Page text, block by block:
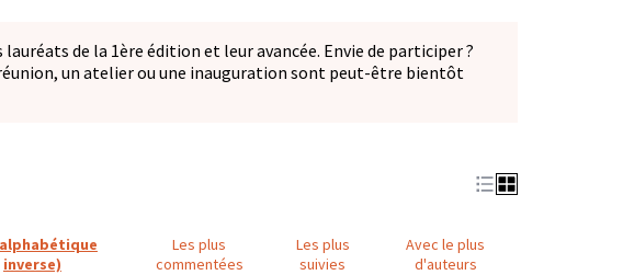
de la 1ère édition et leur avancée. Envie de participer ?
dans un nouvel onglet)
un atelier ou une inauguration sont peut-être bientôt
inverse)
Les plus
commentées
Les plus
suivies
Avec le plus
d'auteurs